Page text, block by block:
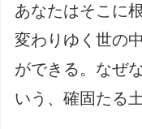
あなたはそこに
変わりゆく世の
ができる。なぜ
いう、確固たる